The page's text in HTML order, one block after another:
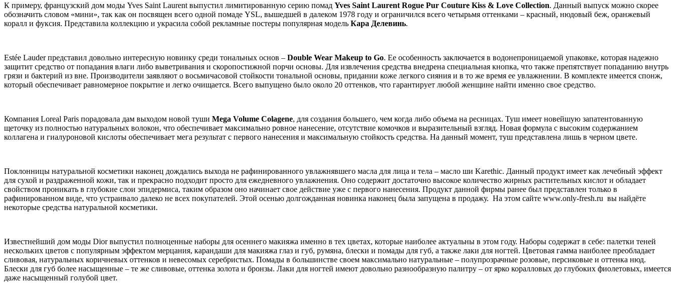
К примеру, французский дом моды Yves Saint Laurent выпустил лимитированную серию помад Yves Saint Laurent Rogue Pur Couture Kiss & Love Collection. Данный выпуск можно скорее
обозначить словом «мини», так как он посвящен всего одной помаде YSL, вышедшей в далеком 1978 году и ограничился всего четырьмя оттенками – красный, нюдовый беж, оранжевый
коралл и фуксия. Представила коллекцию и украсила собой рекламные постеры популярная модель Кара Делевинь.
Estée Lauder представил довольно интересную новинку среди тональных основ – Double Wear Makeup to Go. Ее особенность заключается в водонепроницаемой упаковке, которая надежно
защитит средство от попадания влаги либо выветривания и скоропостижной порчи основы. Для извлечения средства внедрена специальная кнопка, что также препятствует попаданию внутрь
грязи и бактерий из вне. Производители заявляют о восьмичасовой стойкости тональной основы, придании коже легкого сияния и в то же время ее увлажнении. В комплекте имеется спонж,
который обеспечивает равномерное покрытие и легко очищается. Всего выпущено было около 20 оттенков, что гарантирует любой женщине найти именно свое средство.
Компания Loreal Paris порадовала дам выходом новой туши Mega Volume Colagene, для создания большего, чем когда либо объема на ресницах. Туш имеет новейшую запатентованную
щеточку из полностью натуральных волокон, что обеспечивает максимально ровное нанесение, отсутствие комочков и выразительный взгляд. Новая формула с высоким содержанием
коллагена и гиалуроновой кислоты обеспечивает мега результат с первого нанесения и максимальную стойкость средства. На данный момент, туш представлена лишь в черном цвете.
Поклонницы натуральной косметики наконец дождались выхода не рафинированного увлажнявшего масла для лица и тела – масло ши Karethic. Данный продукт имеет как лечебный эффект
для сухой и раздраженной кожи, так и прекрасно подходит просто для ежедневного увлажнения. Оно содержит достаточно высокое количество жирных растительных кислот и обладает
свойством проникать в глубокие слои эпидермиса, таким образом оно начинает свое действие уже с первого нанесения. Продукт данной фирмы ранее был представлен только в
рафинированном виде, что устраивало далеко не всех покупателей. Этой осенью долгожданная новинка наконец была запущена в продажу. На этом сайте www.only-fresh.ru вы найдёте
некоторые средства натуральной косметики.
Известнейший дом моды Dior выпустил полноценные наборы для осеннего макияжа именно в тех цветах, которые наиболее актуальны в этом году. Наборы содержат в себе: палетки теней
нескольких цветов с популярным эффектом мерцания, карандаши для макияжа глаз и губ, румяна, блески и помады для губ, а также лаки для ногтей. Цветовая гамма наиболее преобладает
сливовая, натуральных коричневых оттенков и невесомых серебристых. Помады в большинстве своем максимально натуральные – полупрозрачные розовые, персиковые и оттенка нюд.
Блески для губ более насыщенные – те же сливовые, оттенка золота и бронзы. Лаки для ногтей имеют довольно разнообразную палитру – от ярко коралловых до глубоких фиолетовых, имеется
даже насыщенный голубой цвет.